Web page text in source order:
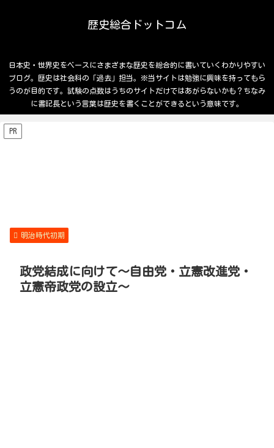
歴史総合ドットコム
日本史・世界史をベースにさまざまな歴史を総合的に書いていくわかりやすい
ブログ。歴史は社会科の「過去」担当。※当サイトは勉強に興味を持ってもら
うのが目的です。試験の点数はうちのサイトだけではあがらないかも？ちなみ
に書記長という言葉は歴史を書くことができるという意味です。
PR
明治時代初期
政党結成に向けて～自由党・立憲改進党・
立憲帝政党の設立～